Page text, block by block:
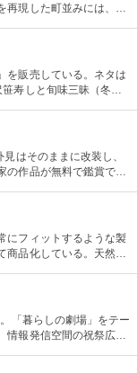
現した町並みには、屋
買い物や食事も楽しめま
を販売している。ネタは
寿しと旬味三昧（冬季
はそのままに改装し、
作品が無料で鑑賞でき
にフィットするような製
品化している。天然素
「暮らしの劇場」をテー
報発信空間の祝祭広場
店するレストラン街、シ